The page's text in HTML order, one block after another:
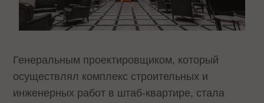
Генеральным проектировщиком, который
осуществлял комплекс строительных и
инженерных работ в штаб-квартире, стала